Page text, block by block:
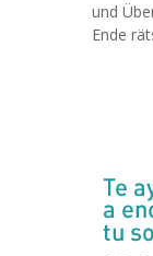
und
Ende